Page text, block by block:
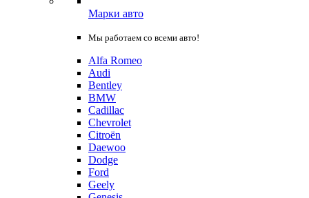
Марки авто
Мы работаем со всеми авто!
Alfa Romeo
Audi
Bentley
BMW
Cadillac
Chevrolet
Citroën
Daewoo
Dodge
Ford
Geely